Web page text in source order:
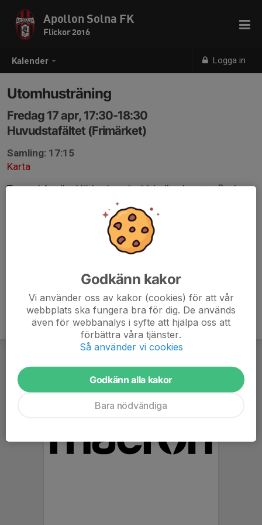
Kalender Logga in
Apollon Solna FK
Flickor 2016
Utomhusträning
Fredag 17 apr, 17:30-18:30
Huvudstafältet (Frimärket)
Samling: 17:15
Karta
Ta med Apollonkläder, benskydd, boll och vattenflaska.
Godkänn kakor
Vi använder oss av kakor (cookies) för att vår
webbplats ska fungera bra för dig. De används
även för webbanalys i syfte att hjälpa oss att
förbättra våra tjänster.
Så använder vi cookies
Godkänn alla kakor
Bara nödvändiga